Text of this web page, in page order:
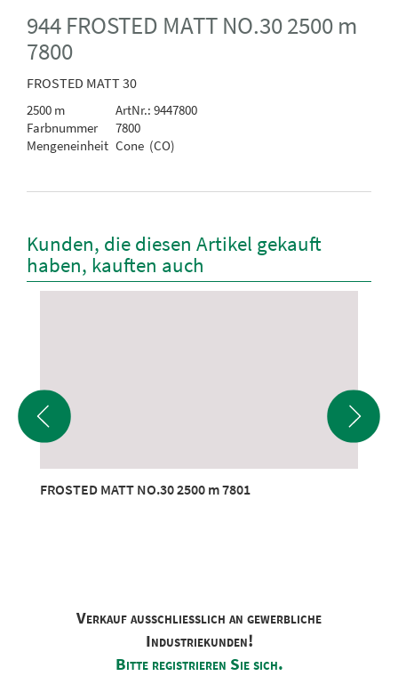
944 FROSTED MATT NO.30 2500 m
7800
FROSTED MATT 30
2500 m
ArtNr.: 9447800
Farbnummer
7800
Mengeneinheit Cone (CO)
Kunden, die diesen Artikel gekauft
haben, kauften auch
FROSTED MATT NO.30 2500 m 7801
Verkauf ausschliesslich an gewerbliche
Industriekunden!
Bitte registrieren Sie sich.